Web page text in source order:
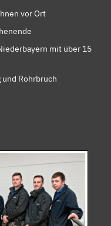
vor Ort
mit über 15
Rohrbruch